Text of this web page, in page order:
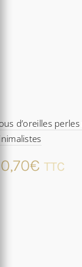
d’oreilles
€ TTC